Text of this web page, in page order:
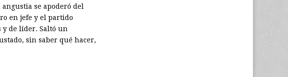
se apoderó del
en jefe y el partido
y de líder. Saltó un
sin saber qué hacer,